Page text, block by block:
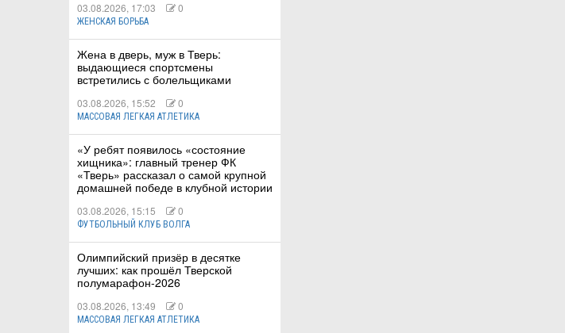
03.08.2026, 17:03 0
ЖЕНСКАЯ БОРЬБА
Жена в дверь, муж в Тверь:
выдающиеся спортсмены
встретились с болельщиками
03.08.2026, 15:52 0
МАССОВАЯ ЛЕГКАЯ АТЛЕТИКА
«У ребят появилось «состояние
хищника»: главный тренер ФК
«Тверь» рассказал о самой крупной
домашней победе в клубной истории
03.08.2026, 15:15 0
ФУТБОЛЬНЫЙ КЛУБ ВОЛГА
Олимпийский призёр в десятке
лучших: как прошёл Тверской
полумарафон-2026
03.08.2026, 13:49 0
МАССОВАЯ ЛЕГКАЯ АТЛЕТИКА